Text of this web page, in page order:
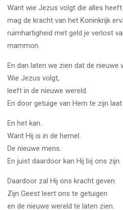
Want wie Jezus volgt die alles heeft
mag de kracht van het Koninkrijk
ruimhartigheid met geld je verlost
mammon.
En dan laten we zien dat de nieuwe
Wie Jezus volgt,
leeft in de nieuwe wereld.
En door getuige van Hem te zijn
En het kan.
Want Hij is in de hemel.
De nieuwe mens.
En juist daardoor kan Hij bij ons zijn.
Daardoor zal Hij ons kracht geven.
Zijn Geest leert ons te getuigen
en de nieuwe wereld te laten zien.